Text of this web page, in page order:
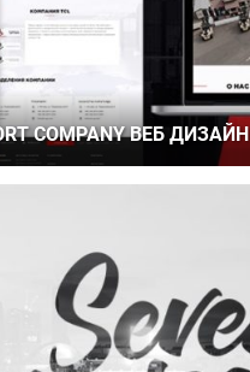
COMPANY ВЕБ ДИЗАЙН